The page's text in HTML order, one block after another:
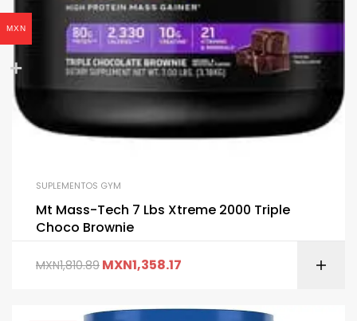
SUPLEMENTOS GYM
Mt Mass-Tech 7 Lbs Xtreme 2000 Triple
Choco Brownie
MXN1,810.89 MXN1,358.17
MXN